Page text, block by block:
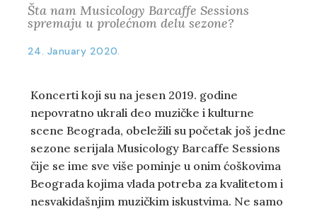
Šta nam Musicology Barcaffe Sessions
spremaju u prolećnom delu sezone?
24. January 2020.
Koncerti koji su na jesen 2019. godine
nepovratno ukrali deo muzičke i kulturne
scene Beograda, obeležili su početak još jedne
sezone serijala Musicology Barcaffe Sessions
čije se ime sve više pominje u onim ćoškovima
Beograda kojima vlada potreba za kvalitetom i
nesvakidašnjim muzičkim iskustvima. Ne samo